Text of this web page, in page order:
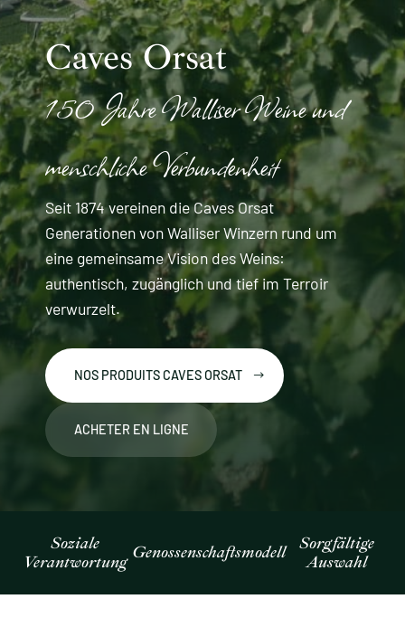
Caves Orsat
150 Jahre Walliser Weine und
menschliche Verbundenheit
Seit 1874 vereinen die Caves Orsat
Generationen von Walliser Winzern rund um
eine gemeinsame Vision des Weins:
authentisch, zugänglich und tief im Terroir
verwurzelt.
NOS PRODUITS CAVES ORSAT
ACHETER EN LIGNE
Soziale
Verantwortung Genossenschaftsmodell
Sorgfältige
Auswahl